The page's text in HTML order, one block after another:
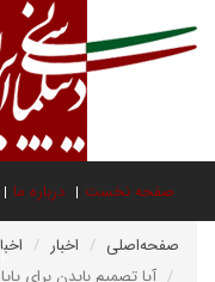
صفحه نخست درباره ما
صفحه‌اصلی اخبار
آیا تصمیم بایدن برای